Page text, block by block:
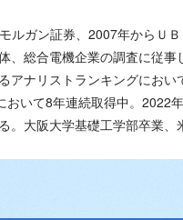
ルガン証券、2007年からＵ
、総合電機企業の調査に従事
アナリストランキングにおい
おいて8年連続取得中。2022
。大阪大学基礎工学部卒業、